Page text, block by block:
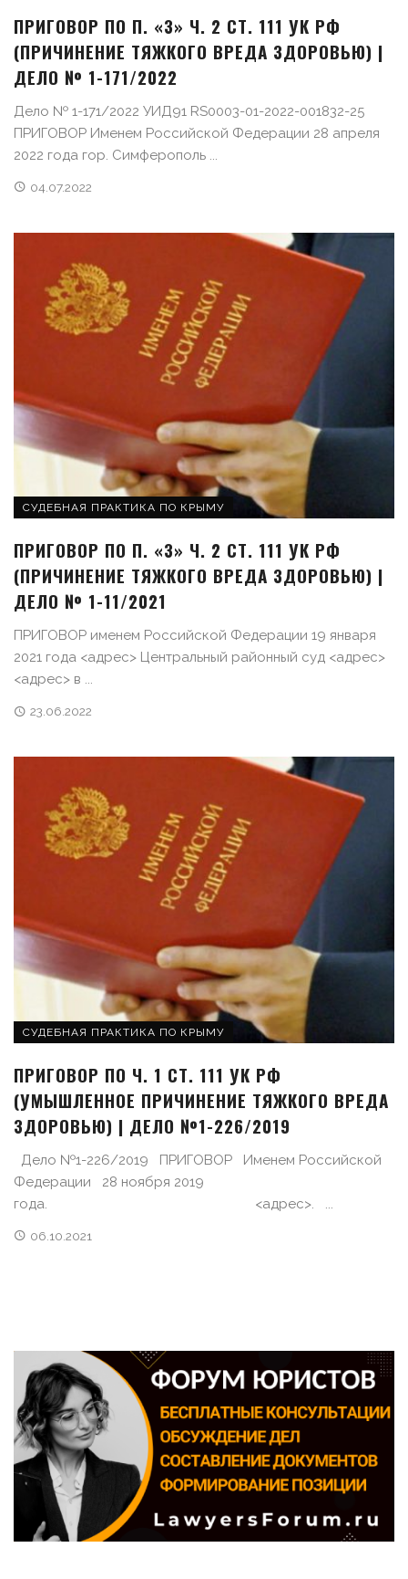
ПРИГОВОР ПО П. «З» Ч. 2 СТ. 111 УК РФ
(ПРИЧИНЕНИЕ ТЯЖКОГО ВРЕДА ЗДОРОВЬЮ) |
ДЕЛО № 1-171/2022
Дело № 1-171/2022 УИД91 RS0003-01-2022-001832-25
ПРИГОВОР Именем Российской Федерации 28 апреля
2022 года гор. Симферополь ...
04.07.2022
СУДЕБНАЯ ПРАКТИКА ПО КРЫМУ
ПРИГОВОР ПО П. «З» Ч. 2 СТ. 111 УК РФ
(ПРИЧИНЕНИЕ ТЯЖКОГО ВРЕДА ЗДОРОВЬЮ) |
ДЕЛО № 1-11/2021
ПРИГОВОР именем Российской Федерации 19 января
2021 года <адрес> Центральный районный суд <адрес>
<адрес> в ...
23.06.2022
СУДЕБНАЯ ПРАКТИКА ПО КРЫМУ
ПРИГОВОР ПО Ч. 1 СТ. 111 УК РФ
(УМЫШЛЕННОЕ ПРИЧИНЕНИЕ ТЯЖКОГО ВРЕДА
ЗДОРОВЬЮ) | ДЕЛО №1-226/2019
Дело №1-226/2019 ПРИГОВОР Именем Российской
Федерации 28 ноября 2019
года. <адрес>. ...
06.10.2021